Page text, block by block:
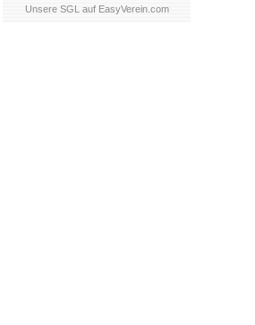
Unsere SGL auf EasyVerein.com